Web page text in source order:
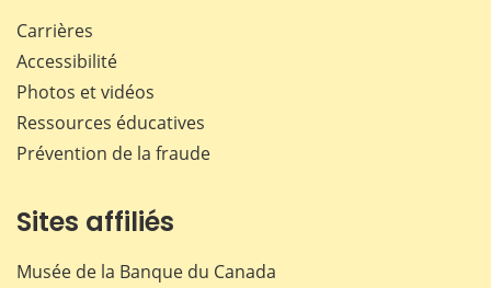
Carrières
Accessibilité
Photos et vidéos
Ressources éducatives
Prévention de la fraude
Sites affiliés
Musée de la Banque du Canada